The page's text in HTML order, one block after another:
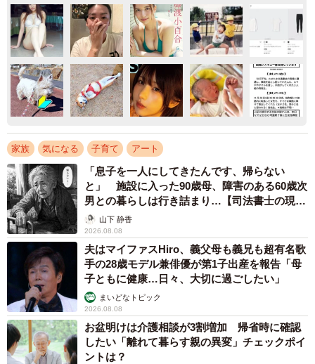
家族 気になる 子育て アート
「息子を一人にしてきたんです、帰らない
と」 施設に入った90歳母、障害のある60歳次
男との暮らしは行き詰まり…【司法書士の現場
から】山下 静香
2026.08.08
夫はマイファスHiro、義父母も義兄も超有名歌
手の28歳モデル兼俳優が第1子出産を報告「母
子ともに健康…日々、大切に過ごしたい」
まいどなトピック
2026.08.08
お盆明けは介護相談が3割増加 帰省時に確認
したい「離れて暮らす親の異変」チェックポイ
ントは？